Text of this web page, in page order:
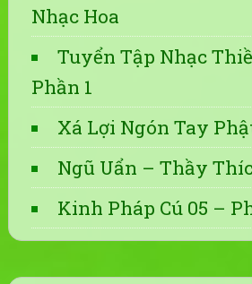
Nhạc Hoa
Tuyển Tập Nhạc
Phần 1
Xá Lợi Ngón Tay
Ngũ Uẩn – Thầy
Kinh Pháp Cú 05 –